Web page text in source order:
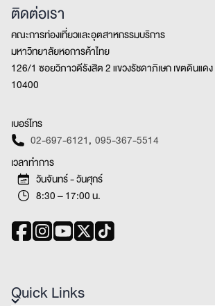
Quick Links
ติดต่อเรา
คณะการท่องเที่ยวและอุตสาหกรรมบริการ
มหาวิทยาลัยหอการค้าไทย
126/1 ซอยวิภาวดีรังสิต 2 แขวงรัชดาภิเษก เขตดินแด
10400
เบอร์โทร
02-697-6121, 095-367-5514
เวลาทำการ
วันจันทร์ - วันศุกร์
8:30 – 17:00 น.